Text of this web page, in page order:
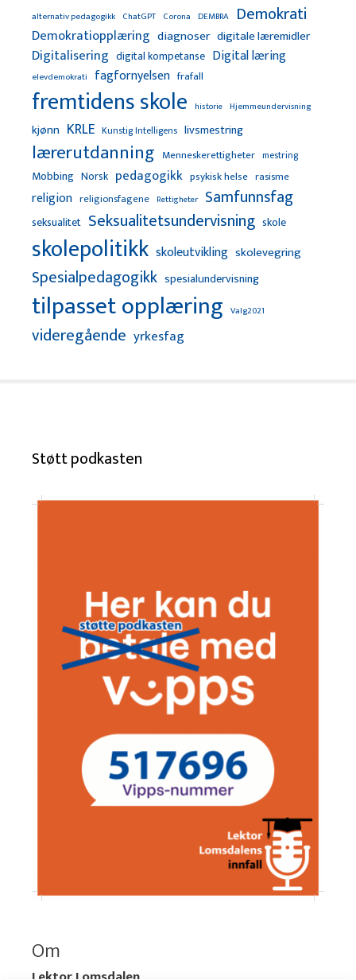
alternativ pedagogikk ChatGPT Corona DEMBRA Demokrati
Demokratiopplæring diagnoser digitale læremidler
Digitalisering digital kompetanse Digital læring
elevdemokrati fagfornyelsen frafall
fremtidens skole historie Hjemmeundervisning
kjønn KRLE Kunstig Intelligens livsmestring
lærerutdanning Menneskerettigheter mestring
Mobbing Norsk pedagogikk psykisk helse rasisme
religion religionsfagene Rettigheter Samfunnsfag
seksualitet Seksualitetsundervisning skole
skolepolitikk skoleutvikling skolevegring
Spesialpedagogikk spesialundervisning
tilpasset opplæring Valg2021
videregående yrkesfag
Støtt podkasten
Om